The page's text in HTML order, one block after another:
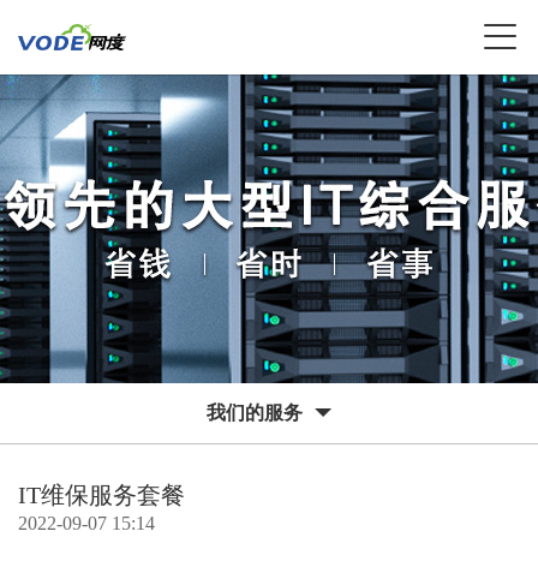
我们的服务
IT维保服务套餐
2022-09-07 15:14